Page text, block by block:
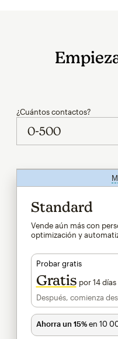
¿Cuántos contactos?
Standard
Vende aún más con
optimización y
Probar gratis
Gratis por 14 días
Después, comienza
Ahorra un 15%en 10